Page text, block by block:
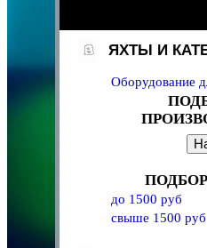
ЯХТЫ И
Оборудование
до 1500 руб
свыше 1500 руб